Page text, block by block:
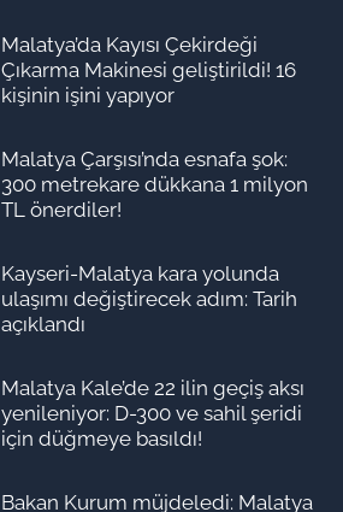
Malatya’da Kayısı Çekirdeği
Çıkarma Makinesi geliştirildi! 16
kişinin işini yapıyor
Malatya Çarşısı’nda esnafa şok:
300 metrekare dükkana 1 milyon
TL önerdiler!
Kayseri-Malatya kara yolunda
ulaşımı değiştirecek adım: Tarih
açıklandı
Malatya Kale’de 22 ilin geçiş aksı
yenileniyor: D-300 ve sahil şeridi
için düğmeye basıldı!
Bakan Kurum müjdeledi: Malatya